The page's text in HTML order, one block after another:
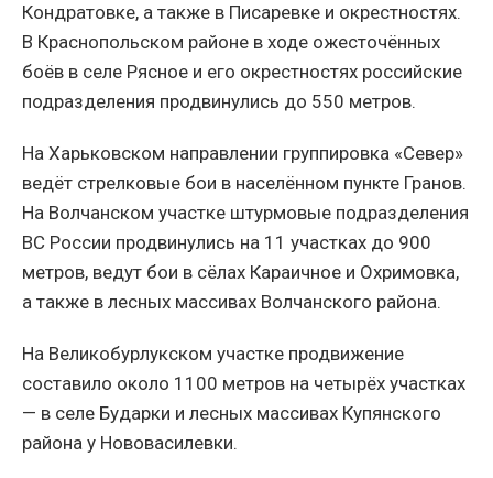
Кондратовке, а также в Писаревке и окрестностях.
В Краснопольском районе в ходе ожесточённых
боёв в селе Рясное и его окрестностях российские
подразделения продвинулись до 550 метров.
На Харьковском направлении группировка «Север»
ведёт стрелковые бои в населённом пункте Гранов.
На Волчанском участке штурмовые подразделения
ВС России продвинулись на 11 участках до 900
метров, ведут бои в сёлах Караичное и Охримовка,
а также в лесных массивах Волчанского района.
На Великобурлукском участке продвижение
составило около 1100 метров на четырёх участках
— в селе Бударки и лесных массивах Купянского
района у Нововасилевки.